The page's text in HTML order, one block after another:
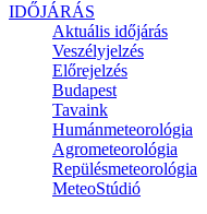
IDŐJÁRÁS
Aktuális időjárás
Veszélyjelzés
Előrejelzés
Budapest
Tavaink
Humánmeteorológia
Agrometeorológia
Repülésmeteorológia
MeteoStúdió